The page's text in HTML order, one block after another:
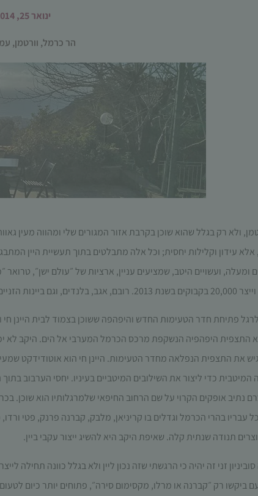
ינואר 25, 2014
הר כרמל, וורטמן,
ולא רק בגלל שהוא שוכן בקרבת אזור המגורים שלי ומהווה מעין
עידון וקלילות יחסית; וכל אלה מתבלטים בתוך תעשיית היין
ומעלה, ועשויים היטב, שמציעים עניין, ארציות של ״עולם ישן״, טרואר
לזן הענבים הראשי.
פתיחת חדר הטעימות החדש והיפהפה ששוכן בצמוד לבית היינן
התצפית היפהפיה הנשקפת מרכס הכרמל המערבי אל הים. היקב לא
את התצפית הנפלאה מחדר הטעימות. היינן חי הוא אוטודידקט
המיטבית כדי ליצור את השילובים המיטביים בעיניו. יחסי הערבוב
נתיב אופקים הקרוי על שם הרחוב החיפאי שלמרגלותיו הוא שוכן.
עבריו בהרי הכרמל וגדלים בו קריניאן, מלבק, קברנה פרנק, פטי
תנודה שנתית קלה. שאיפת היקב היא להשיג ייצור עקבי ביין.
זני זה יהיה כי הרגשתי שזה נכון ליין ולא בגלל כוונה תחילה
ביקשו רק ״קברנה או מרלו, מקסימום סירה״, פתוחים יותר כיום